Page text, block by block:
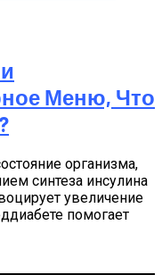
Меню, Что
организма,
синтеза инсулина
увеличение
помогает